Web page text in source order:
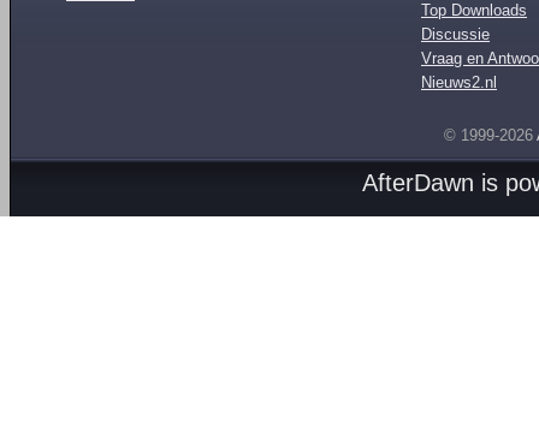
Top Downloads
Discussie
Vraag en
Nieuws2.nl
© 1999-2026
AfterDawn is